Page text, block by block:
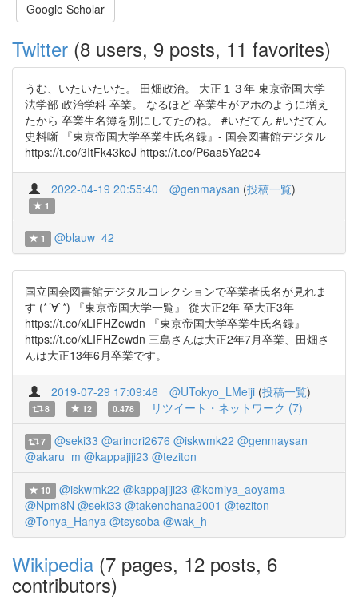
Google Scholar
Twitter (8 users, 9 posts, 11 favorites)
うむ、いたいたいた。 田畑政治。 大正１３年 東京帝国大学
法学部 政治学科 卒業。 なるほど 卒業生がアホのように増え
たから 卒業生名簿を別にしてたのね。 #いだてん #いだてん
史料噺 『東京帝国大学卒業生氏名録』- 国会図書館デジタル
https://t.co/3ItFk43keJ https://t.co/P6aa5Ya2e4
2022-04-19 20:55:40 @genmaysan (投稿一覧)
1
1 @blauw_42
国立国会図書館デジタルコレクションで卒業者氏名が見れま
す (*´∀`*) 『東京帝国大学一覧』 從大正2年 至大正3年
https://t.co/xLIFHZewdn 『東京帝国大学卒業生氏名録』
https://t.co/xLIFHZewdn 三島さんは大正2年7月卒業、田畑さ
んは大正13年6月卒業です。
2019-07-29 17:09:46 @UTokyo_LMeiji (投稿一覧)
8 12 0.478 リツイート・ネットワーク (7)
7 @seki33 @arinori2676 @iskwmk22 @genmaysan
@akaru_m @kappajiji23 @teziton
10 @iskwmk22 @kappajiji23 @komiya_aoyama
@Npm8N @seki33 @takenohana2001 @teziton
@Tonya_Hanya @tsysoba @wak_h
Wikipedia (7 pages, 12 posts, 6
contributors)